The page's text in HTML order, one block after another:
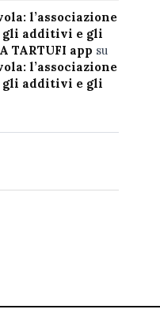
l’associazione
gli additivi e gli
TARTUFI app su
l’associazione
gli additivi e gli